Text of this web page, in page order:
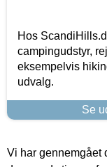
Hos
campingudstyr,
eksempelvis
udvalg.
Se
Vi har gennemgået